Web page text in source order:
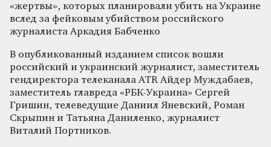
«жертвы», которых планировали убить на Украине
вслед за фейковым убийством российского
журналиста Аркадия Бабченко
В опубликованный изданием список вошли
российский и украинский журналист, заместитель
гендиректора телеканала ATR Айдер Муждабаев,
заместитель главреда «РБК-Украина» Сергей
Гришин, телеведущие Даниил Яневский, Роман
Скрыпин и Татьяна Даниленко, журналист
Виталий Портников.